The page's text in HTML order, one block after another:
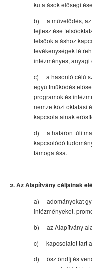
kutatások
b) a művelődés, az
fejlesztése
felsőoktatáshoz
tevékenységek
intézményes, anyagi
c) a hasonló célú
együttműködés
programok és
nemzetközi oktatási
kapcsolatainak
d) a határon túli
kapcsolódó
támogatása.
2. Az Alapítvány céljainak
a) adományokat
intézményeket,
b) az Alapítvány
c) kapcsolatot tart a
d) ösztöndíj és